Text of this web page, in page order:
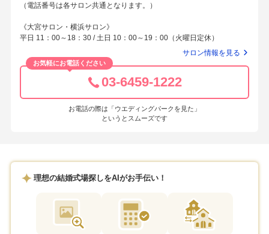
（電話番号は各サロン共通となります。）
《大宮サロン・横浜サロン》
平日 11：00～18：30 / 土日 10：00～19：00（火曜日定休）
サロン情報を見る
お気軽にお電話ください
03-6459-1222
お電話の際は「ウエディングパークを見た」
というとスムーズです
理想の結婚式場探しをAIがお手伝い！